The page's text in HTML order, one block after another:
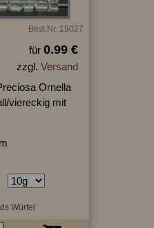
Best.Nr.:19027
für 0.99 €
zzgl. Versand
Ornella
viereckig mit
Würfel